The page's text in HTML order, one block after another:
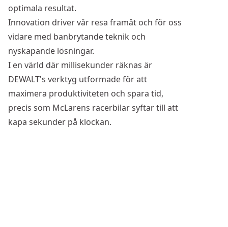
optimala resultat.
Innovation driver vår resa framåt och för oss
vidare med banbrytande teknik och
nyskapande lösningar.
I en värld där millisekunder räknas är
DEWALT's verktyg utformade för att
maximera produktiviteten och spara tid,
precis som McLarens racerbilar syftar till att
kapa sekunder på klockan.